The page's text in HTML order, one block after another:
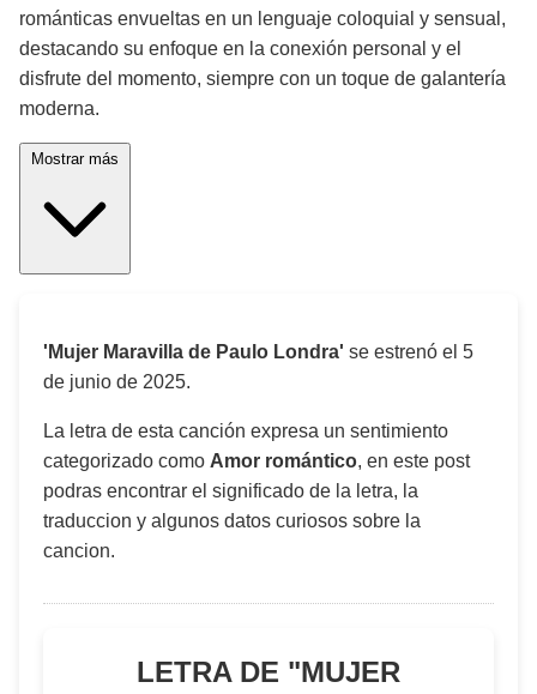
románticas envueltas en un lenguaje coloquial y sensual,
destacando su enfoque en la conexión personal y el
disfrute del momento, siempre con un toque de galantería
moderna.
'Mujer Maravilla de Paulo Londra' se estrenó el 5
de junio de 2025.
La letra de esta canción expresa un sentimiento
categorizado como Amor romántico, en este post
podras encontrar el significado de la letra, la
traduccion y algunos datos curiosos sobre la
cancion.
LETRA DE "MUJER